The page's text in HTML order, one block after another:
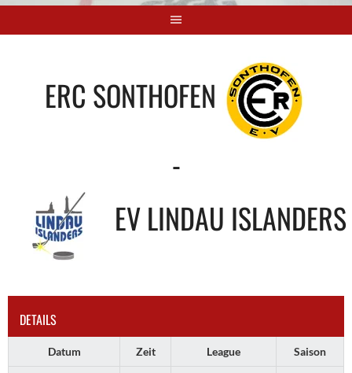
ERC SONTHOFEN
-
EV LINDAU ISLANDERS
DETAILS
Datum Zeit League Saison